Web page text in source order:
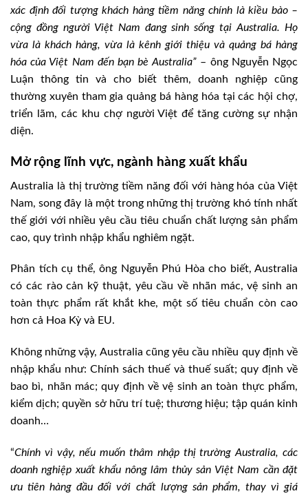
xác định đối tượng khách hàng tiềm năng chính là kiều bào –
cộng đồng người Việt Nam đang sinh sống tại Australia. Họ
vừa là khách hàng, vừa là kênh giới thiệu và quảng bá hàng
hóa của Việt Nam đến bạn bè Australia” – ông Nguyễn Ngọc
Luận thông tin và cho biết thêm, doanh nghiệp cũng
thường xuyên tham gia quảng bá hàng hóa tại các hội chợ,
triển lãm, các khu chợ người Việt để tăng cường sự nhận
diện.
Mở rộng lĩnh vực, ngành hàng xuất khẩu
Australia là thị trường tiềm năng đối với hàng hóa của Việt
Nam, song đây là một trong những thị trường khó tính nhất
thế giới với nhiều yêu cầu tiêu chuẩn chất lượng sản phẩm
cao, quy trình nhập khẩu nghiêm ngặt.
Phân tích cụ thể, ông Nguyễn Phú Hòa cho biết, Australia
có các rào cản kỹ thuật, yêu cầu về nhãn mác, vệ sinh an
toàn thực phẩm rất khắt khe, một số tiêu chuẩn còn cao
hơn cả Hoa Kỳ và EU.
Không những vậy, Australia cũng yêu cầu nhiều quy định về
nhập khẩu như: Chính sách thuế và thuế suất; quy định về
bao bì, nhãn mác; quy định về vệ sinh an toàn thực phẩm,
kiểm dịch; quyền sở hữu trí tuệ; thương hiệu; tập quán kinh
doanh…
“Chính vì vậy, nếu muốn thâm nhập thị trường Australia, các
doanh nghiệp xuất khẩu nông lâm thủy sản Việt Nam cần đặt
ưu tiên hàng đầu đối với chất lượng sản phẩm, thay vì giá